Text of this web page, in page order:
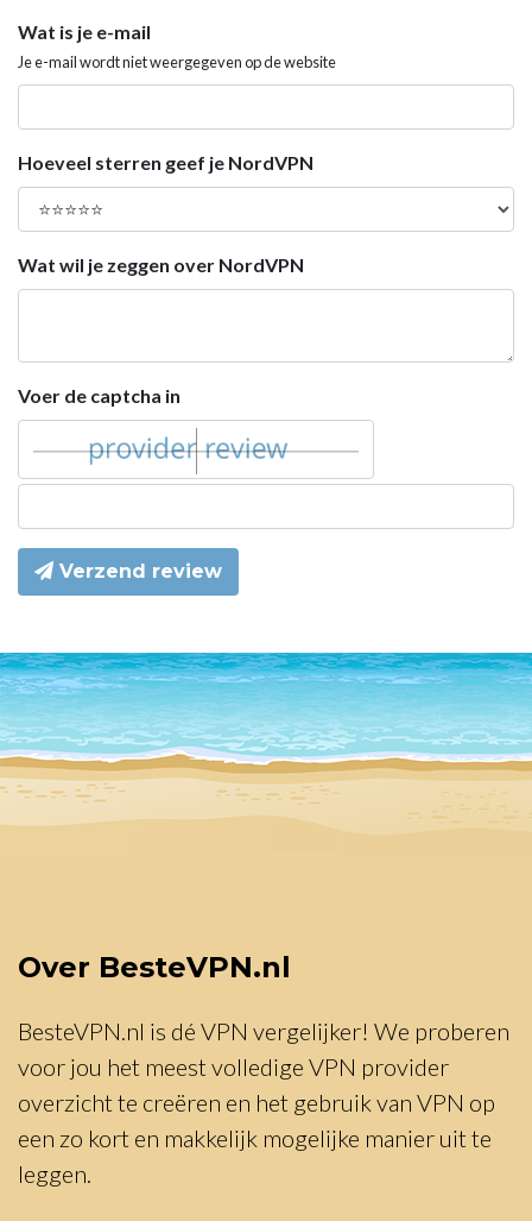
Wat is je e-mail
Je e-mail wordt niet weergegeven op de website
Hoeveel sterren geef je NordVPN
Wat wil je zeggen over NordVPN
Voer de captcha in
Verzend review
Over BesteVPN.nl
BesteVPN.nl is dé VPN vergelijker! We proberen
voor jou het meest volledige VPN provider
overzicht te creëren en het gebruik van VPN op
een zo kort en makkelijk mogelijke manier uit te
leggen.